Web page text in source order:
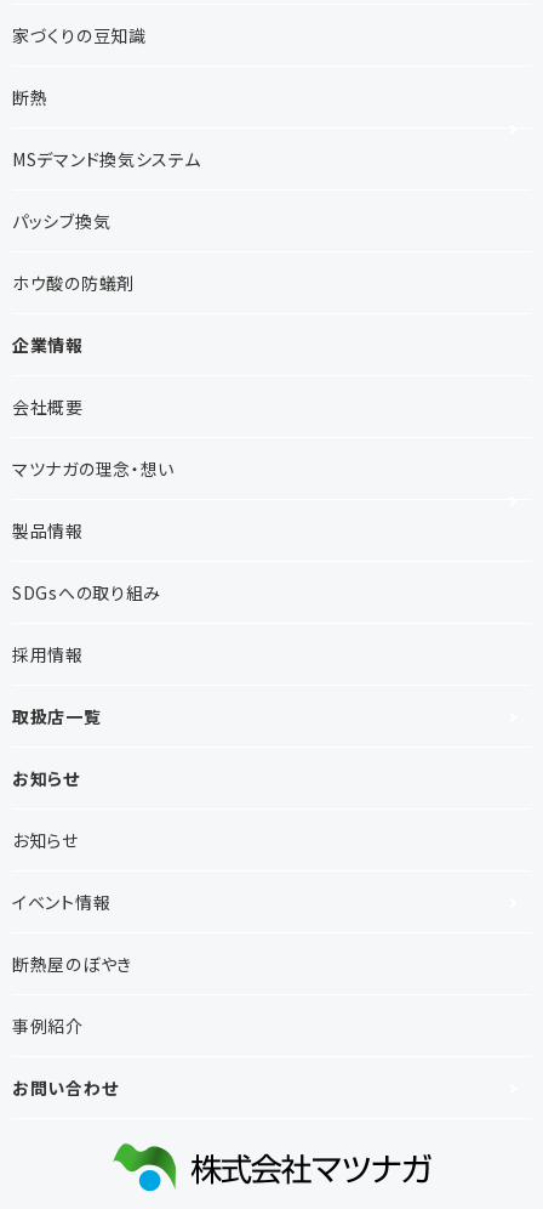
家づくりの豆知識
断熱
MSデマンド換気システム
パッシブ換気
ホウ酸の防蟻剤
企業情報
会社概要
マツナガの理念・想い
製品情報
SDGsへの取り組み
採用情報
取扱店一覧
お知らせ
お知らせ
イベント情報
断熱屋のぼやき
事例紹介
お問い合わせ